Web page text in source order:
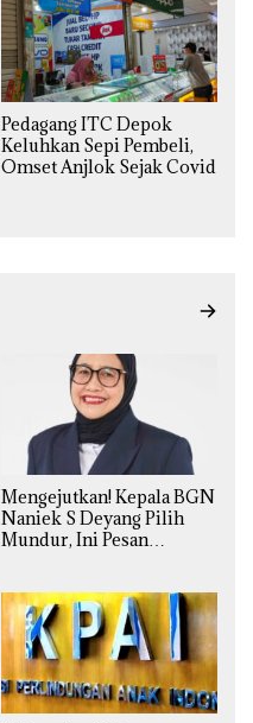
Pedagang ITC Depok
Keluhkan Sepi Pembeli,
Omset Anjlok Sejak Covid
Mengejutkan! Kepala BGN
Naniek S Deyang Pilih
Mundur, Ini Pesan